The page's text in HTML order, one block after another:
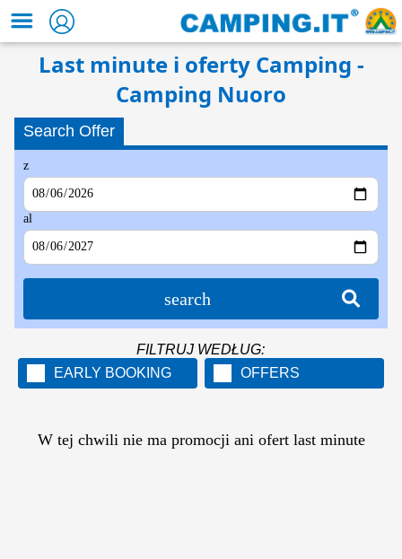
Last minute i oferty Camping -
Camping Nuoro
Search Offer
z
al
search
FILTRUJ WEDŁUG:
EARLY BOOKING
OFFERS
W tej chwili nie ma promocji ani ofert last minute